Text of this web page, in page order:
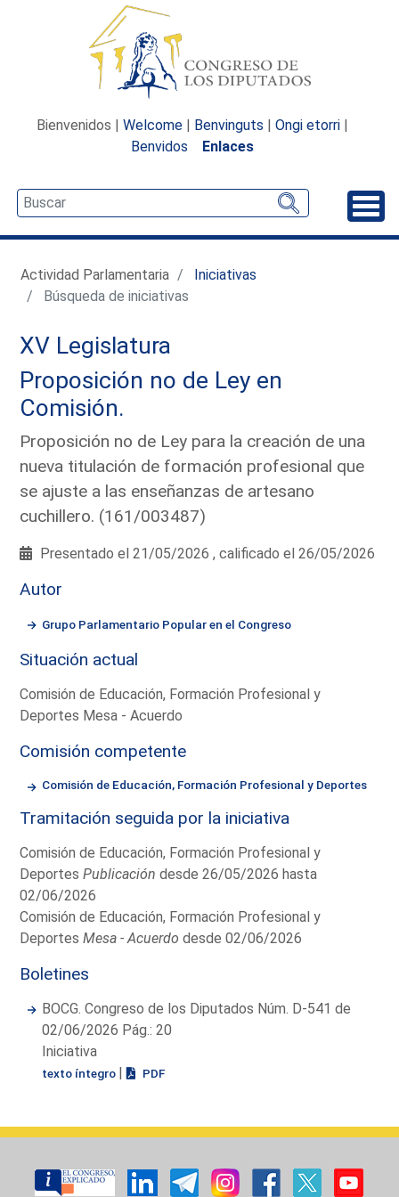
Bienvenidos | Welcome | Benvinguts | Ongi etorri |
Benvidos
Enlaces
Actividad Parlamentaria
Iniciativas
Búsqueda de iniciativas
XV Legislatura
Proposición no de Ley en
Comisión.
Proposición no de Ley para la creación de una
nueva titulación de formación profesional que
se ajuste a las enseñanzas de artesano
cuchillero. (161/003487)
Presentado el 21/05/2026 , calificado el 26/05/2026
Autor
Grupo Parlamentario Popular en el Congreso
Situación actual
Comisión de Educación, Formación Profesional y
Deportes Mesa - Acuerdo
Comisión competente
Comisión de Educación, Formación Profesional y Deportes
Tramitación seguida por la iniciativa
Comisión de Educación, Formación Profesional y
DeportesPublicación desde 26/05/2026 hasta
02/06/2026
Comisión de Educación, Formación Profesional y
DeportesMesa - Acuerdo desde 02/06/2026
Boletines
BOCG. Congreso de los Diputados Núm. D-541 de
02/06/2026 Pág.: 20
Iniciativa
texto íntegro | PDF